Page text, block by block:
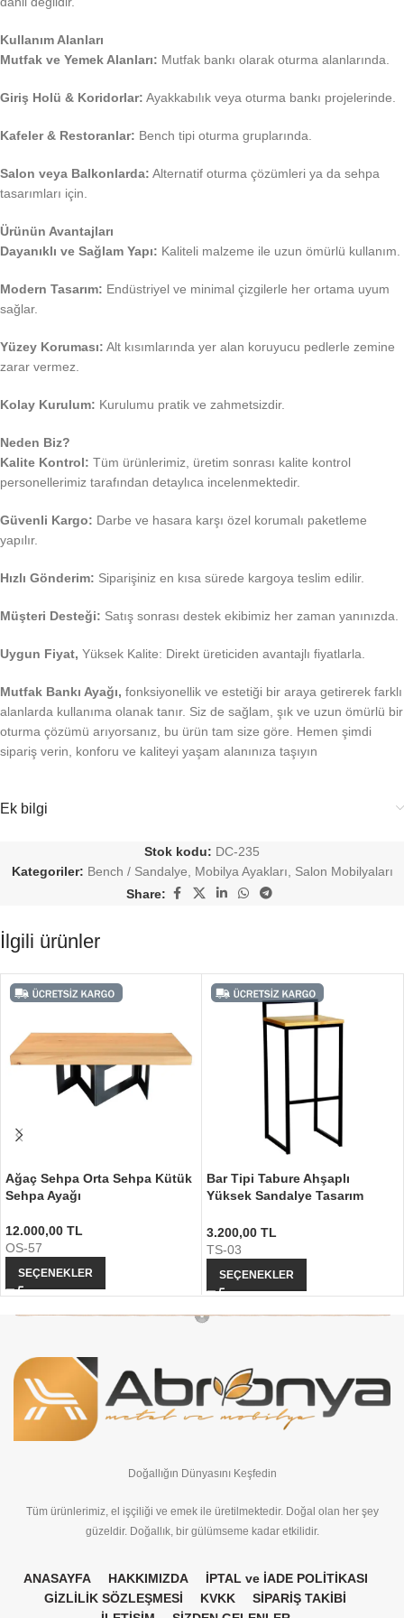
Kullanım Alanları
Mutfak ve Yemek Alanları: Mutfak bankı olarak oturma alanlarında.
Giriş Holü & Koridorlar: Ayakkabılık veya oturma bankı projelerinde.
Kafeler & Restoranlar: Bench tipi oturma gruplarında.
Salon veya Balkonlarda: Alternatif oturma çözümleri ya da sehpa
tasarımları için.
Ürünün Avantajları
Dayanıklı ve Sağlam Yapı: Kaliteli malzeme ile uzun ömürlü kullanım.
Modern Tasarım: Endüstriyel ve minimal çizgilerle her ortama uyum
sağlar.
Yüzey Koruması: Alt kısımlarında yer alan koruyucu pedlerle zemine
zarar vermez.
Kolay Kurulum: Kurulumu pratik ve zahmetsizdir.
Neden Biz?
Kalite Kontrol: Tüm ürünlerimiz, üretim sonrası kalite kontrol
personellerimiz tarafından detaylıca incelenmektedir.
Güvenli Kargo: Darbe ve hasara karşı özel korumalı paketleme
yapılır.
Hızlı Gönderim: Siparişiniz en kısa sürede kargoya teslim edilir.
Müşteri Desteği: Satış sonrası destek ekibimiz her zaman yanınızda.
Uygun Fiyat, Yüksek Kalite: Direkt üreticiden avantajlı fiyatlarla.
Mutfak Bankı Ayağı, fonksiyonellik ve estetiği bir araya getirerek farklı
alanlarda kullanıma olanak tanır. Siz de sağlam, şık ve uzun ömürlü bir
oturma çözümü arıyorsanız, bu ürün tam size göre. Hemen şimdi
sipariş verin, konforu ve kaliteyi yaşam alanınıza taşıyın
Ek bilgi
Stok kodu: DC-235
Kategoriler: Bench / Sandalye, Mobilya Ayakları, Salon Mobilyaları
Share:
İlgili ürünler
Ağaç Sehpa Orta Sehpa Kütük
Sehpa Ayağı
12.000,00 TL
OS-57
SEÇENEKLER
Bar Tipi Tabure Ahşaplı
Yüksek Sandalye Tasarım
3.200,00 TL
TS-03
SEÇENEKLER
Doğallığın Dünyasını Keşfedin
Tüm ürünlerimiz, el işçiliği ve emek ile üretilmektedir. Doğal olan her şey
güzeldir. Doğallık, bir gülümseme kadar etkilidir.
ANASAYFA HAKKIMIZDA
İPTAL ve İADE POLİTİKASI
GİZLİLİK SÖZLEŞMESİ
KVKK
SİPARİŞ TAKİBİ